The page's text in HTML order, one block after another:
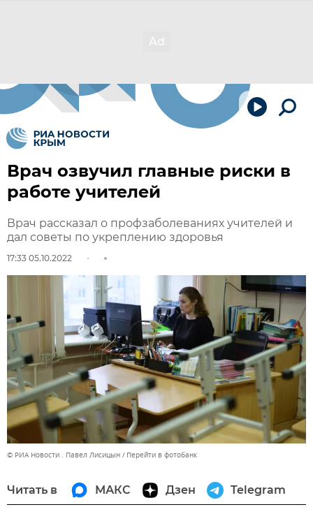
Врач озвучил главные риски в
работе учителей
Врач рассказал о профзаболеваниях учителей и
дал советы по укреплению здоровья
17:33 05.10.2022
© РИА Новости . Павел Лисицын Перейти в фотобанк
Читать в МАКС Дзен Telegram